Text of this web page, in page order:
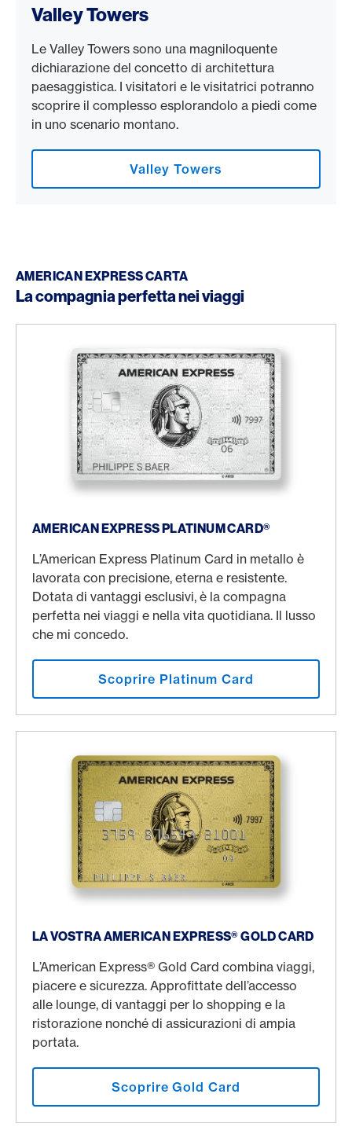
Valley Towers
Le Valley Towers sono una magniloquente
dichiarazione del concetto di architettura
paesaggistica. I visitatori e le visitatrici potranno
scoprire il complesso esplorandolo a piedi come
in uno scenario montano.
Valley Towers
AMERICAN EXPRESS CARTA
La compagnia perfetta nei viaggi
AMERICAN EXPRESS PLATINUM CARD®
L’American Express Platinum Card in metallo è
lavorata con precisione, eterna e resistente.
Dotata di vantaggi esclusivi, è la compagna
perfetta nei viaggi e nella vita quotidiana. Il lusso
che mi concedo.
Scoprire Platinum Card
LA VOSTRA AMERICAN EXPRESS® GOLD CARD
L’American Express® Gold Card combina viaggi,
piacere e sicurezza. Approfittate dell’accesso
alle lounge, di vantaggi per lo shopping e la
ristorazione nonché di assicurazioni di ampia
portata.
Scoprire Gold Card